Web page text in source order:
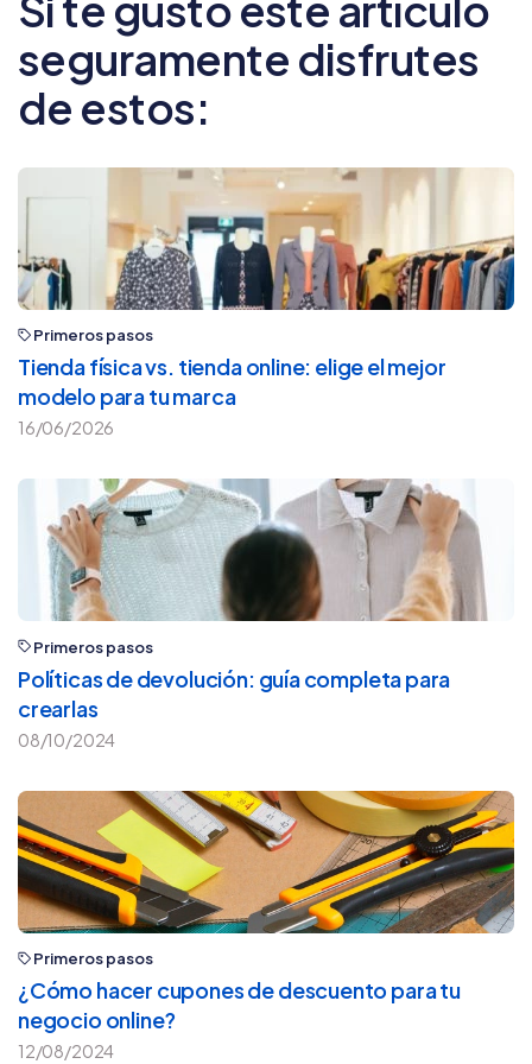
seguramente disfrutes
de estos:
Primeros pasos
Tienda física vs. tienda online: elige el mejor
modelo para tu marca
16/06/2026
Primeros pasos
Políticas de devolución: guía completa para
crearlas
08/10/2024
Primeros pasos
¿Cómo hacer cupones de descuento para tu
negocio online?
12/08/2024